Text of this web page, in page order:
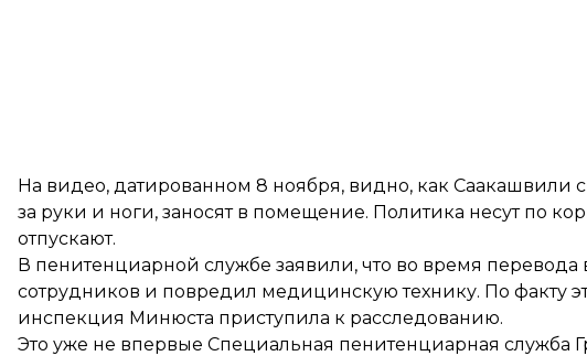
На видео, датированном 8 ноября, видно, как
за руки и ноги, заносят в помещение. Политика несут по
отпускают.
В пенитенциарной службе заявили, что во время перевода
сотрудников и повредил медицинскую технику. По факту
инспекция Минюста приступила к расследованию.
Это уже не впервые Специальная пенитенциарная служба